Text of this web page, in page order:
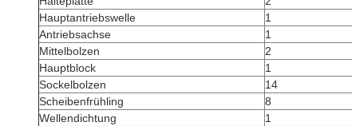
Hauptantriebswelle
1
Antriebsachse
1
Mittelbolzen
2
Hauptblock
1
Sockelbolzen
14
Scheibenfrühling
8
Wellendichtung
1